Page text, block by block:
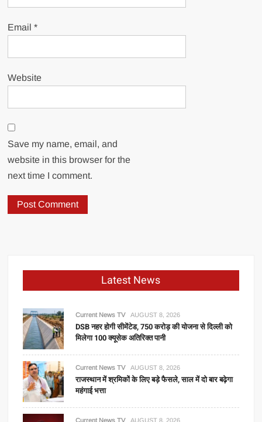
Email*
Website
Save my name, email, and
website in this browser for the
next time I comment.
Latest News
Current News TV AUGUST 8, 2026
DSB नहर होगी सीमेंटेड, 750 करोड़ की योजना से दिल्ली को
मिलेगा 100 क्यूसेक अतिरिक्त पानी
Current News TV AUGUST 8, 2026
राजस्थान में श्रमिकों के लिए बड़े फैसले, साल में दो बार बढ़ेगा
महंगाई भत्ता
Current News TV AUGUST 8, 2026